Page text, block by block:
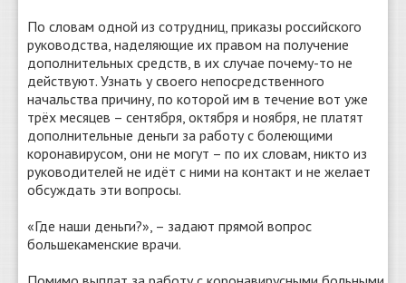
По словам одной из сотрудниц, приказы российского
руководства, наделяющие их правом на получение
дополнительных средств, в их случае почему-то не
действуют. Узнать у своего непосредственного
начальства причину, по которой им в течение вот уже
трёх месяцев – сентября, октября и ноября, не платят
дополнительные деньги за работу с болеющими
коронавирусом, они не могут – по их словам, никто из
руководителей не идёт с ними на контакт и не желает
обсуждать эти вопросы.
«Где наши деньги?», – задают прямой вопрос
большекаменские врачи.